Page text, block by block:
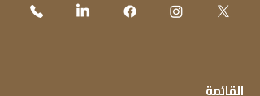
القائمة